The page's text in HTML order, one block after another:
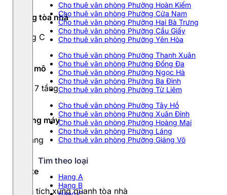
Cho thuê văn phòng Phường Hoàn Kiếm
Cho thuê văn phòng Phường Cửa Nam
Cho thuê văn phòng Phường Hai Bà Trưng
Cho thuê văn phòng Phường Cầu Giấy
Cho thuê văn phòng Phường Yên Hòa
Cho thuê văn phòng Phường Thanh Xuân
Cho thuê văn phòng Phường Đống Đa
Cho thuê văn phòng Phường Ngọc Hà
Cho thuê văn phòng Phường Ba Đình
Cho thuê văn phòng Phường Từ Liêm
Cho thuê văn phòng Phường Tây Hồ
Cho thuê văn phòng Phường Xuân Đỉnh
Cho thuê văn phòng Phường Hoàng Mai
Cho thuê văn phòng Phường Láng
Cho thuê văn phòng Phường Giảng Võ
Tìm theo loại
Hạng A
Hạng B
Hạng tòa nhà
Hạng C
Quy mô
Cao 7 tầng
Thang máy
1 thang
Đỗ xe
Diện tích xung quanh tòa nhà